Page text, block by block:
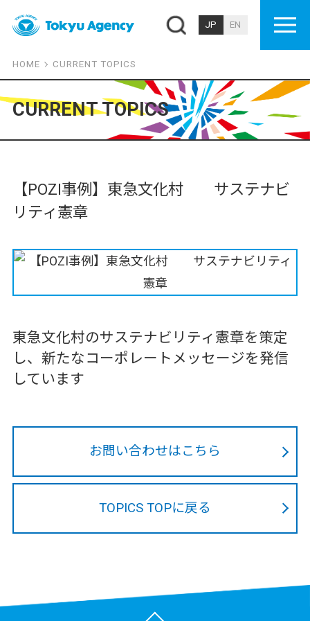
JP EN
HOME CURRENT TOPICS
CURRENT TOPICS
【POZI事例】東急文化村 サステナビ
リティ憲章
東急文化村のサステナビリティ憲章を策定
し、新たなコーポレートメッセージを発信
しています
お問い合わせはこちら
TOPICS TOPに戻る